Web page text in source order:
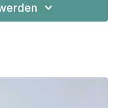
um eine weitere
wie eine